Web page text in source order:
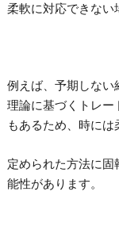
柔軟に対応できない
例えば、予期しない
理論に基づくトレー
もあるため、時には
定められた方法に
能性があります。